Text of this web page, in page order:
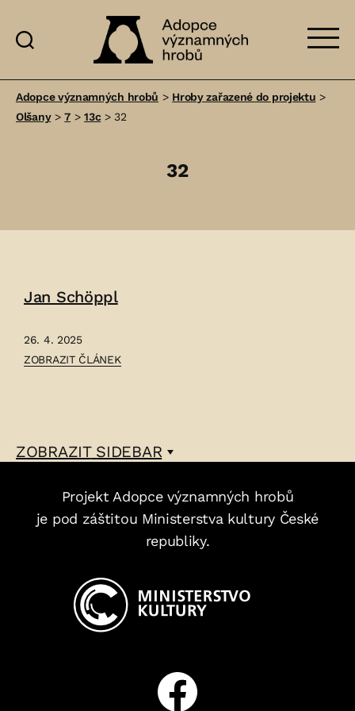
významných
Adopce významných hrobů > Hroby zařazené do projektu >
Olšany>7 >13c>32
32
Jan Schöppl
26. 4. 2025
ČLÁNEK:
ZOBRAZIT ČLÁNEK
ZOBRAZITSIDEBAR
Projekt Adopce významných hrobů
je pod záštitou Ministerstva kultury České
republiky.
Facebook